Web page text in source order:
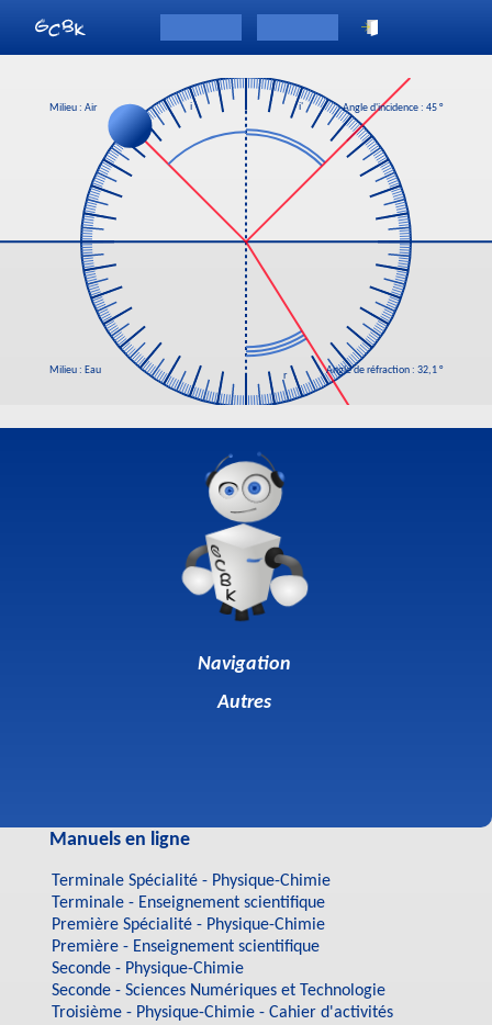
Navigation
Autres
Manuels en ligne
Terminale Spécialité - Physique-Chimie
Terminale - Enseignement scientifique
Première Spécialité - Physique-Chimie
Première - Enseignement scientifique
Seconde - Physique-Chimie
Seconde - Sciences Numériques et Technologie
Troisième - Physique-Chimie - Cahier d'activités